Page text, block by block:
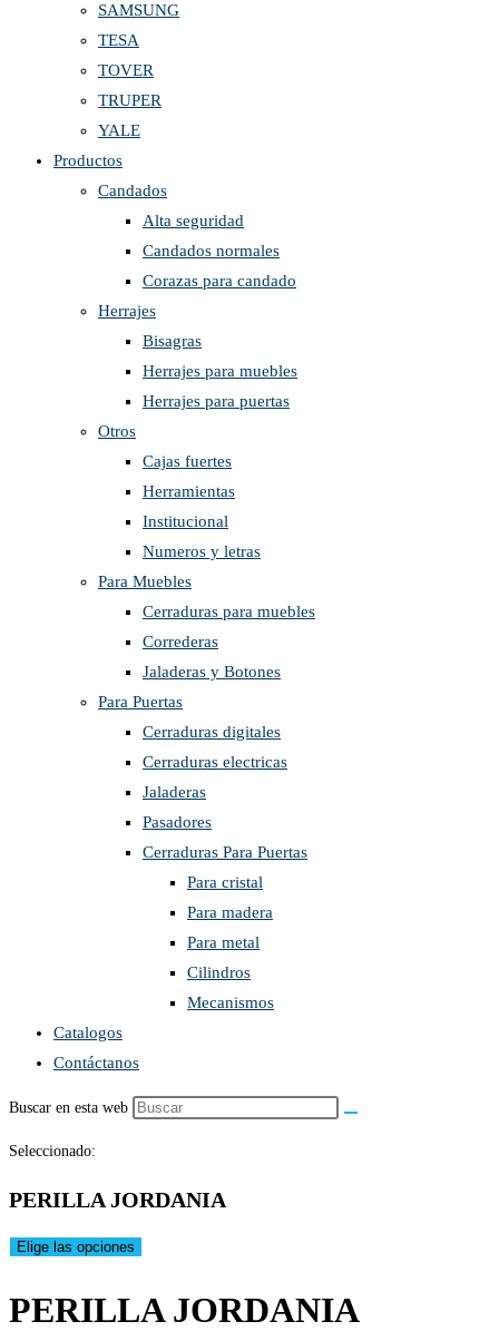
SAMSUNG
TESA
TOVER
TRUPER
YALE
Productos
Candados
Alta seguridad
Candados normales
Corazas para candado
Herrajes
Bisagras
Herrajes para muebles
Herrajes para puertas
Otros
Cajas fuertes
Herramientas
Institucional
Numeros y letras
Para Muebles
Cerraduras para muebles
Correderas
Jaladeras y Botones
Para Puertas
Cerraduras digitales
Cerraduras electricas
Jaladeras
Pasadores
Cerraduras Para Puertas
Para cristal
Para madera
Para metal
Cilindros
Mecanismos
Catalogos
Contáctanos
Buscar en esta web
Seleccionado:
PERILLA JORDANIA
Elige las opciones
PERILLA JORDANIA